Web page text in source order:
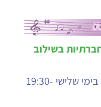
בשילוב
פתיחה 3.11.26. הקורס מועבר בזום. בימי שלישי 19:30-